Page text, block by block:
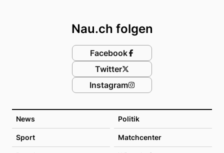
News Politik
Sport Matchcenter
Nau.ch folgen
Facebook
Twitter
Instagram